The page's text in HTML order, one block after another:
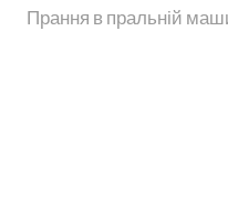
Прання в пральній